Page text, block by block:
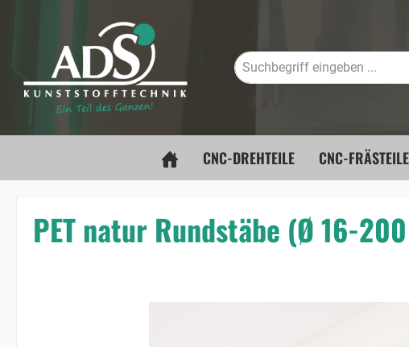
Zur Hauptnavigation springen
CNC-DREHTEILE CNC-FRÄSTEILE
PET natur Rundstäbe (Ø 16-